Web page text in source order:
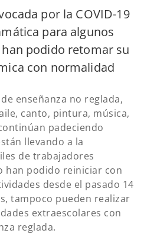
por la COVID-19
para algunos
podido retomar su
con normalidad
enseñanza no reglada,
canto, pintura, música,
padeciendo
llevando a la
de trabajadores
han podido reiniciar con
desde el pasado 14
tampoco pueden realizar
extraescolares con
reglada.